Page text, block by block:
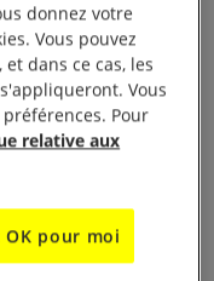
donnez votre
Vous pouvez
dans ce cas, les
Vous
Pour
relative aux
OK pour moi